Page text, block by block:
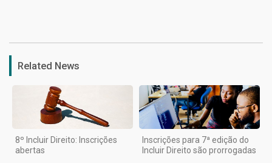
Related News
8º Incluir Direito: Inscrições
abertas
Inscrições para 7ª edição do
Incluir Direito são prorrogadas